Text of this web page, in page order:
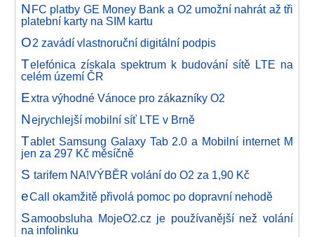
NFC platby GE Money Bank a O2 umožní nahrát až tři
platební karty na SIM kartu
O2 zavádí vlastnoruční digitální podpis
Telefónica získala spektrum k budování sítě LTE na
celém území ČR
Extra výhodné Vánoce pro zákazníky O2
Nejrychlejší mobilní síť LTE v Brně
Tablet Samsung Galaxy Tab 2.0 a Mobilní internet M
jen za 297 Kč měsíčně
S tarifem NA!VÝBĚR volání do O2 za 1,90 Kč
eCall okamžitě přivolá pomoc po dopravní nehodě
Samoobsluha MojeO2.cz je používanější než volání
na infolinku